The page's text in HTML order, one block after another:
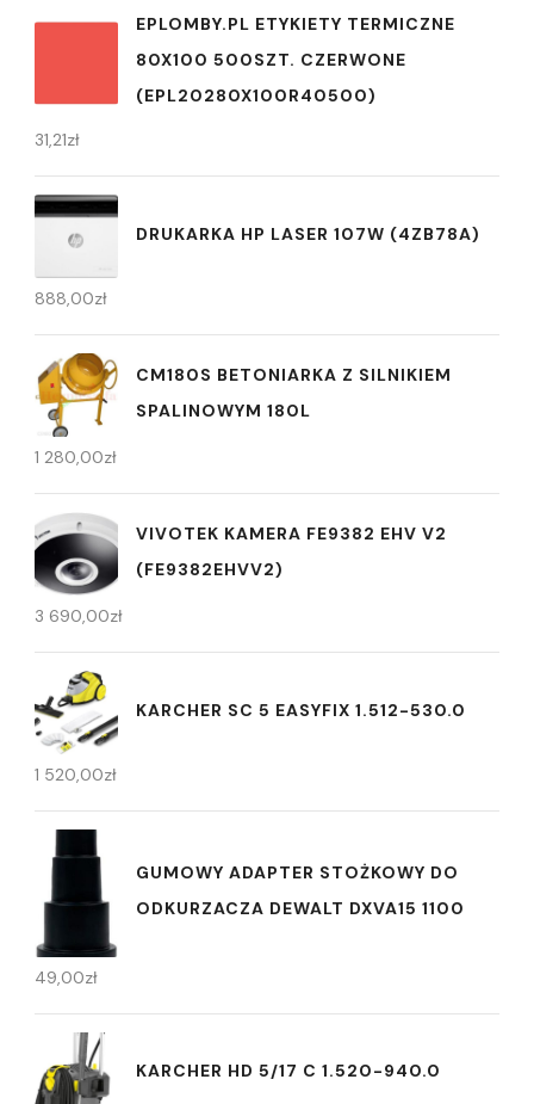
EPLOMBY.PL ETYKIETY TERMICZNE
80X100 500SZT. CZERWONE
(EPL20280X100R40500)
31,21zł
DRUKARKA HP LASER 107W (4ZB78A)
888,00zł
CM180S BETONIARKA Z SILNIKIEM
SPALINOWYM 180L
1 280,00zł
VIVOTEK KAMERA FE9382 EHV V2
(FE9382EHVV2)
3 690,00zł
KARCHER SC 5 EASYFIX 1.512-530.0
1 520,00zł
GUMOWY ADAPTER STOŻKOWY DO
ODKURZACZA DEWALT DXVA15 1100
49,00zł
KARCHER HD 5/17 C 1.520-940.0